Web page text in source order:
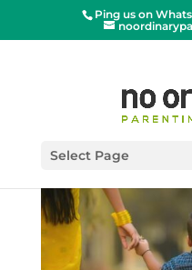
Ping us on
Select Page